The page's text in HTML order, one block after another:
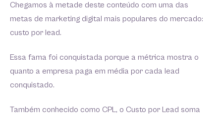
Chegamos à metade deste conteúdo com uma das
metas de marketing digital mais populares do mercado:
custo por lead.
Essa fama foi conquistada porque a métrica mostra o
quanto a empresa paga em média por cada lead
conquistado.
Também conhecido como CPL, o Custo por Lead soma